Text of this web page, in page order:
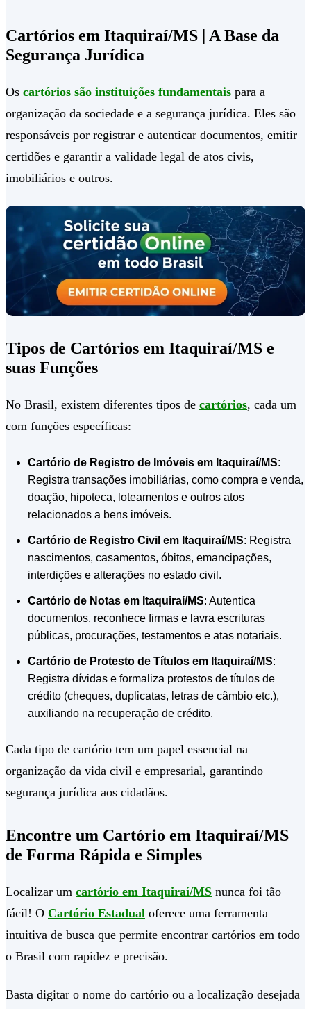
Cartórios em Itaquiraí/MS | A Base da
Segurança Jurídica
Os cartórios são instituições fundamentais para a
organização da sociedade e a segurança jurídica. Eles são
responsáveis por registrar e autenticar documentos, emitir
certidões e garantir a validade legal de atos civis,
imobiliários e outros.
Tipos de Cartórios em Itaquiraí/MS e
suas Funções
No Brasil, existem diferentes tipos de cartórios, cada um
com funções específicas:
Cartório de Registro de Imóveis em Itaquiraí/MS:
Registra transações imobiliárias, como compra e venda,
doação, hipoteca, loteamentos e outros atos
relacionados a bens imóveis.
Cartório de Registro Civil em Itaquiraí/MS: Registra
nascimentos, casamentos, óbitos, emancipações,
interdições e alterações no estado civil.
Cartório de Notas em Itaquiraí/MS: Autentica
documentos, reconhece firmas e lavra escrituras
públicas, procurações, testamentos e atas notariais.
Cartório de Protesto de Títulos em Itaquiraí/MS:
Registra dívidas e formaliza protestos de títulos de
crédito (cheques, duplicatas, letras de câmbio etc.),
auxiliando na recuperação de crédito.
Cada tipo de cartório tem um papel essencial na
organização da vida civil e empresarial, garantindo
segurança jurídica aos cidadãos.
Encontre um Cartório em Itaquiraí/MS
de Forma Rápida e Simples
Localizar um cartório em Itaquiraí/MS nunca foi tão
fácil! O Cartório Estadual oferece uma ferramenta
intuitiva de busca que permite encontrar cartórios em todo
o Brasil com rapidez e precisão.
Basta digitar o nome do cartório ou a localização desejada